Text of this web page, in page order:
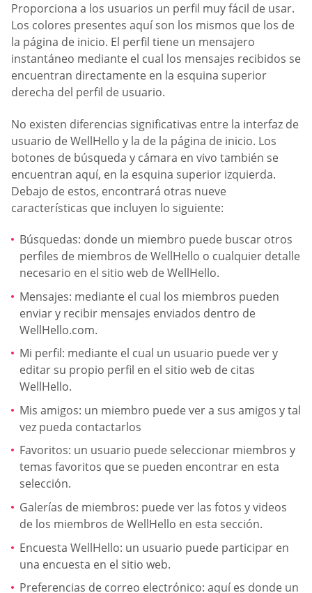
Proporciona a los usuarios un perfil muy fácil de usar.
Los colores presentes aquí son los mismos que los de
la página de inicio. El perfil tiene un mensajero
instantáneo mediante el cual los mensajes recibidos se
encuentran directamente en la esquina superior
derecha del perfil de usuario.
No existen diferencias significativas entre la interfaz de
usuario de WellHello y la de la página de inicio. Los
botones de búsqueda y cámara en vivo también se
encuentran aquí, en la esquina superior izquierda.
Debajo de estos, encontrará otras nueve
características que incluyen lo siguiente:
Búsquedas: donde un miembro puede buscar otros
perfiles de miembros de WellHello o cualquier detalle
necesario en el sitio web de WellHello.
Mensajes: mediante el cual los miembros pueden
enviar y recibir mensajes enviados dentro de
WellHello.com.
Mi perfil: mediante el cual un usuario puede ver y
editar su propio perfil en el sitio web de citas
WellHello.
Mis amigos: un miembro puede ver a sus amigos y tal
vez pueda contactarlos
Favoritos: un usuario puede seleccionar miembros y
temas favoritos que se pueden encontrar en esta
selección.
Galerías de miembros: puede ver las fotos y videos
de los miembros de WellHello en esta sección.
Encuesta WellHello: un usuario puede participar en
una encuesta en el sitio web.
Preferencias de correo electrónico: aquí es donde un